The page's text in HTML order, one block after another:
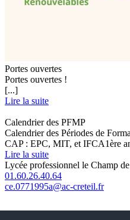
Portes ouvertes
Portes ouvertes !
[...]
Lire la suite
Calendrier des PFMP
Calendrier des Périodes de
CAP : EPC, MIT, et IFCA1ère
Lire la suite
Lycée professionnel le Champ
01.60.26.40.64
ce.0771995a@ac-creteil.fr